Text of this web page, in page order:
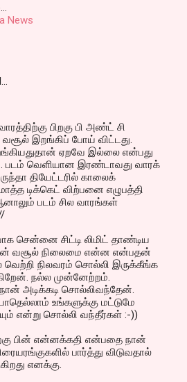
News
பிறகு பி அண்ட் சி
வசூல் இறங்கிப் போய் விட்டது.
ஏறவே இல்லை என்பது
வெளியான இரண்டாவது வாரக்
தியேட்டரில் காலைக்
டிக்கெட் விற்பனை எழுபத்தி
படம் சில வாரங்கள்
சென்னை சிட்டி லிமிட் தாண்டிய
வசூல் நிலைமை என்ன என்பதன்
வெற்றி நிலவரம் சொல்லி இருக்கீங்க
நல்ல முன்னேற்றம்.
அடிக்கடி சொல்லிவந்தேன்.
உங்களுக்கு மட்டுமே
என்று சொல்லி வந்தீர்கள் :-))
பின் என்னக்கதி என்பதை நான்
பார்த்து விடுவதால்
எனக்கு.